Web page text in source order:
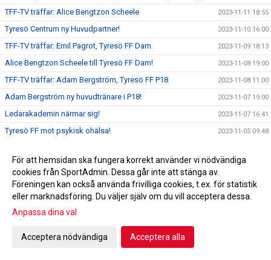
TFF-TV träffar: Alice Bengtzon Scheele 2023-11-11 18:55
Tyresö Centrum ny Huvudpartner! 2023-11-10 16:00
TFF-TV träffar: Emil Pagrot, Tyresö FF Dam 2023-11-09 18:13
Alice Bengtzon Scheele till Tyresö FF Dam! 2023-11-08 19:00
TFF-TV träffar: Adam Bergström, Tyresö FF P18 2023-11-08 11:00
Adam Bergström ny huvudtränare i P18! 2023-11-07 19:00
Ledarakademin närmar sig! 2023-11-07 16:41
Tyresö FF mot psykisk ohälsa! 2023-11-05 09:48
Emil Pagrot ny huvudtränare för damlaget! 2023-11-01 17:00
Feriejobbare på Tyresövallen! 2023-10-31 17:00
Höstlovscupen! 2023-10-29 10:43
Framtidsveckan| Investeringar i ungdomsverksamheten
Jeppe Mauritzson ny blockansvarig!
För att hemsidan ska fungera korrekt använder vi nödvändiga
cookies från SportAdmin. Dessa går inte att stänga av.
Föreningen kan också använda frivilliga cookies, t.ex. för statistik
eller marknadsföring. Du väljer själv om du vill acceptera dessa.
Anpassa dina val
Acceptera nödvändiga Acceptera alla